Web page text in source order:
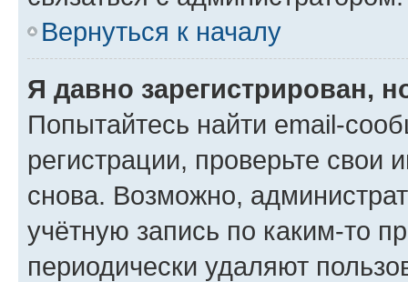
Вернуться к началу
Я давно зарегистрирован,
Попытайтесь найти email-
регистрации, проверьте свои
снова. Возможно,
учётную запись по каким-то
периодически удаляют